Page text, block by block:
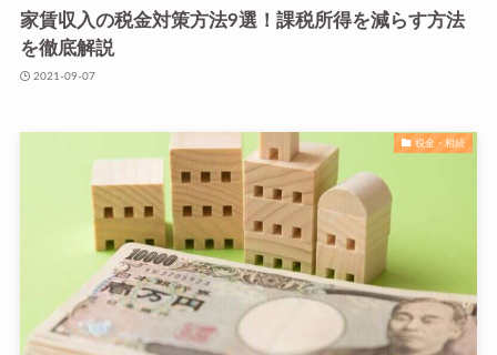
家賃収入の税金対策方法9選！課税所得を減らす方法
を徹底解説
2021-09-07
税金・相続